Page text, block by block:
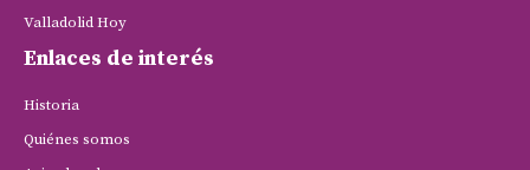
Valladolid Hoy
Enlaces de interés
Historia
Quiénes somos